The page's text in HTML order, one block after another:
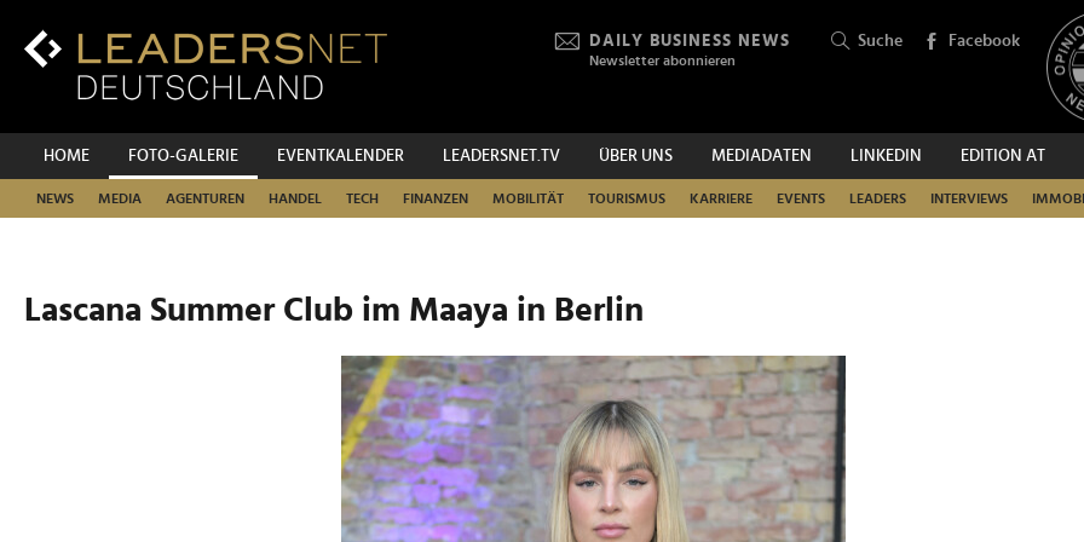
Inhalt
Hauptnavigation
DAILY BUSINESS NEWS
Newsletter abonnieren
Suche Facebook
HOME FOTO-GALERIE EVENTKALENDER LEADERSNET.TV ÜBER UNS MEDIADATEN LINKEDIN EDITION AT
NEWS MEDIA AGENTUREN HANDEL TECH FINANZEN MOBILITÄT TOURISMUS KARRIERE EVENTS LEADERS INTERVIEWS
SUCHEN
Lascana Summer Club im Maaya in Berlin